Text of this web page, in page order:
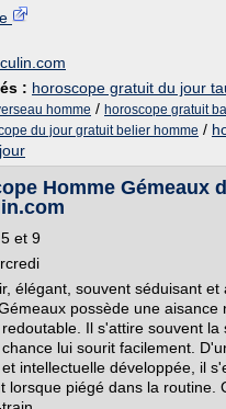
: horoscope gratuit du jour
homme / horoscope gratuit
du jour gratuit belier homme /
Homme Gémeaux
et 9
élégant, souvent séduisant et
possède une aisance
Il s'attire souvent la
lui sourit facilement.
intellectuelle développée, il
lorsque piégé dans la routine.